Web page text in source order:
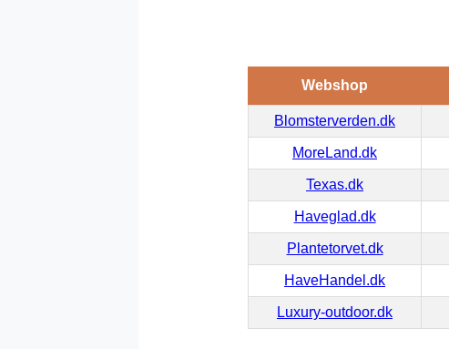
Webshop
Blomsterverden.dk
MoreLand.dk
Texas.dk
Haveglad.dk
Plantetorvet.dk
HaveHandel.dk
Luxury-outdoor.dk